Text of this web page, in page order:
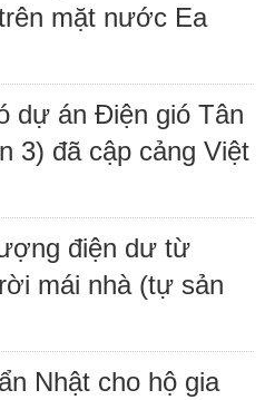
mặt nước Ea
dự án Điện gió Tân
3) đã cập cảng Việt
điện dư từ
mái nhà (tự sản
Nhật cho hộ gia